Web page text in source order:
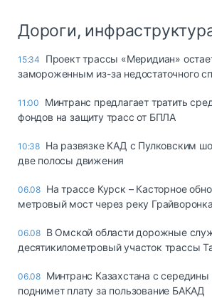
Дороги,
15:34
Проект трассы «Меридиан»
замороженным из-за недостаточного
11:00
Минтранс предлагает тратить
фондов на защиту трасс от БПЛА
10:38 На развязке КАД с Пулковским
две полосы движения
06.08 На трассе Курск – Касторное
метровый мост через реку Грайворонка
06.08 В Омской области дорожные
десятикилометровый участок трассы
06.08 Минтранс Казахстана с середины
поднимет плату за пользование БАКАД